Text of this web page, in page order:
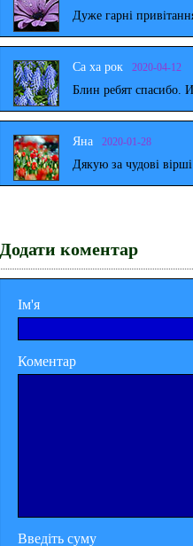
Дуже гарні
Са ха рок 2020-04-12
Блин ребят спасибо.
Яна 2020-01-28
Дякую за чудові
Додати коментар
Ім'я
Коментар
Введіть суму